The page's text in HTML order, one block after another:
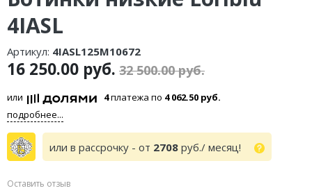
4IASL
Артикул: 4IASL125M10672
16 250.00 руб. 32 500.00 руб.
или 4платежа по 4 062.50 руб.
подробнее...
или в рассрочку - от 2708 руб./ месяц!
Оставить отзыв